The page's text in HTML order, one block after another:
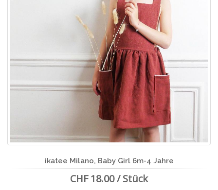
ikatee Milano, Baby Girl 6m-4 Jahre
CHF 18.00 / Stück